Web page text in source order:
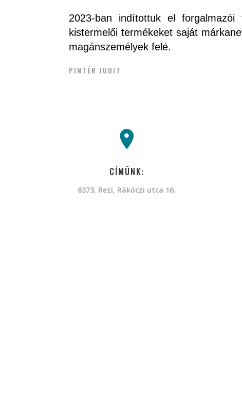
2023-ban indítottuk el forgalmazói
kistermelői termékeket saját
magánszemélyek felé.
PINTÉR JUDIT
CÍMÜNK:
8373, Rezi, Rákóczi utca 16.